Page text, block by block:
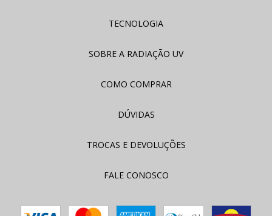
TECNOLOGIA
SOBRE A RADIAÇÃO UV
COMO COMPRAR
DÚVIDAS
TROCAS E DEVOLUÇÕES
FALE CONOSCO